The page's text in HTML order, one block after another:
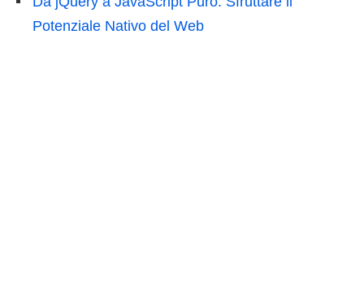
Potenziale Nativo del Web